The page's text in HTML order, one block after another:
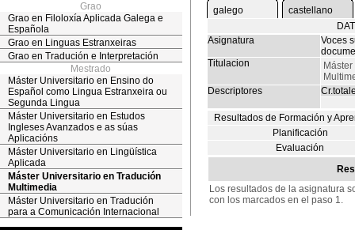
Grao
Grao en Filoloxía Aplicada Galega e
Española
Grao en Linguas Estranxeiras
Grao en Tradución e Interpretación
Mestrado
Máster Universitario en Ensino do
Español como Lingua Estranxeira ou
Segunda Lingua
Máster Universitario en Estudos
Ingleses Avanzados e as súas
Aplicacións
Máster Universitario en Lingüística
Aplicada
Máster Universitario en Tradución
Multimedia
Máster Universitario en Tradución
para a Comunicación Internacional
galego
castellano
Asignatura
Voces
Titulacion
Descriptores
Resultados de Formación y
Planificación
Evaluación
Los resultados de la asignatura
con los marcados en el paso 1.